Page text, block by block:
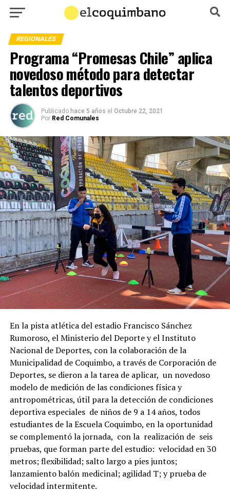
REGIONALES
Programa “Promesas Chile” aplica
novedoso método para detectar
talentos deportivos
Publicado hace 5 años el Octubre 22, 2021
Por Red Comunales
En la pista atlética del estadio Francisco Sánchez
Rumoroso, el Ministerio del Deporte y el Instituto
Nacional de Deportes, con la colaboración de la
Municipalidad de Coquimbo, a través de Corporación de
Deportes, se dieron a la tarea de aplicar, un novedoso
modelo de medición de las condiciones física y
antropométricas, útil para la detección de condiciones
deportiva especiales de niños de 9 a 14 años, todos
estudiantes de la Escuela Coquimbo, en la oportunidad
se complementó la jornada, con la realización de seis
pruebas, que forman parte del estudio: velocidad en 30
metros; flexibilidad; salto largo a pies juntos;
lanzamiento balón medicinal; agilidad T; y prueba de
velocidad intermitente.